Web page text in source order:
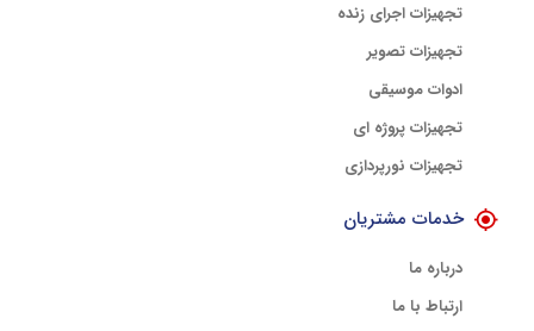
تجهیزات اجرای زنده
تجهیزات تصویر
ادوات موسیقی
تجهیزات پروژه ای
تجهیزات نورپردازی
خدمات مشتریان
درباره ما
ارتباط با ما